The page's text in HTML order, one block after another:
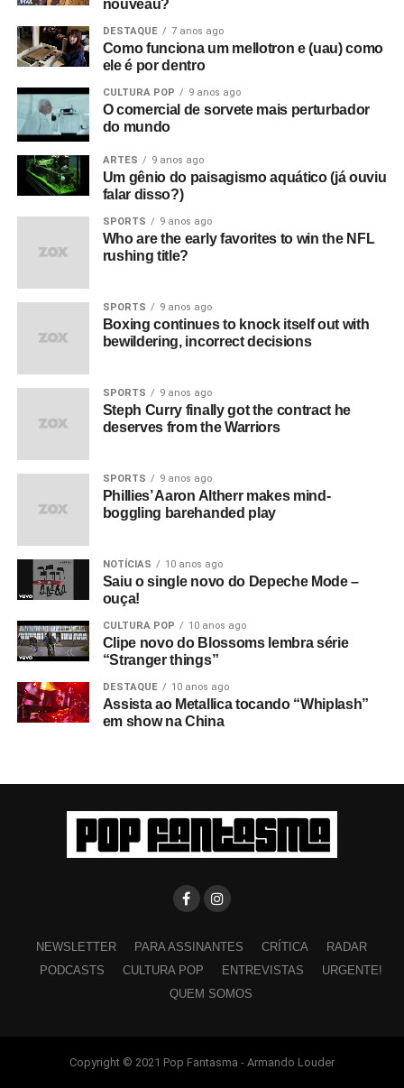
nouveau?
DESTAQUE 7 anos ago
Como funciona um mellotron e (uau) como
ele é por dentro
CULTURA POP 9 anos ago
O comercial de sorvete mais perturbador
do mundo
ARTES 9 anos ago
Um gênio do paisagismo aquático (já ouviu
falar disso?)
SPORTS 9 anos ago
Who are the early favorites to win the NFL
rushing title?
SPORTS 9 anos ago
Boxing continues to knock itself out with
bewildering, incorrect decisions
SPORTS 9 anos ago
Steph Curry finally got the contract he
deserves from the Warriors
SPORTS 9 anos ago
Phillies’ Aaron Altherr makes mind-
boggling barehanded play
NOTÍCIAS 10 anos ago
Saiu o single novo do Depeche Mode –
ouça!
CULTURA POP 10 anos ago
Clipe novo do Blossoms lembra série
“Stranger things”
DESTAQUE 10 anos ago
Assista ao Metallica tocando “Whiplash”
em show na China
NEWSLETTER PARA ASSINANTES CRÍTICA
RADAR
PODCASTS
CULTURA POP ENTREVISTAS
URGENTE!
QUEM SOMOS
Copyright © 2021 Pop Fantasma - Armando Louder